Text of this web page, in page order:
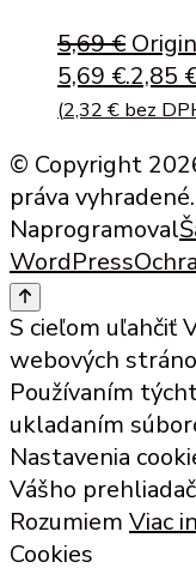
5,69€
5,69 €.2,85
(2,32 € bez
© Copyright
práva vyhradené.
Naprogramoval
WordPress
S cieľom uľahčiť
webových
Používaním
ukladaním
Nastavenia
Vášho
Rozumiem Viac
Cookies